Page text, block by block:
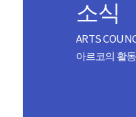
소식
ARTS
아르코의 활